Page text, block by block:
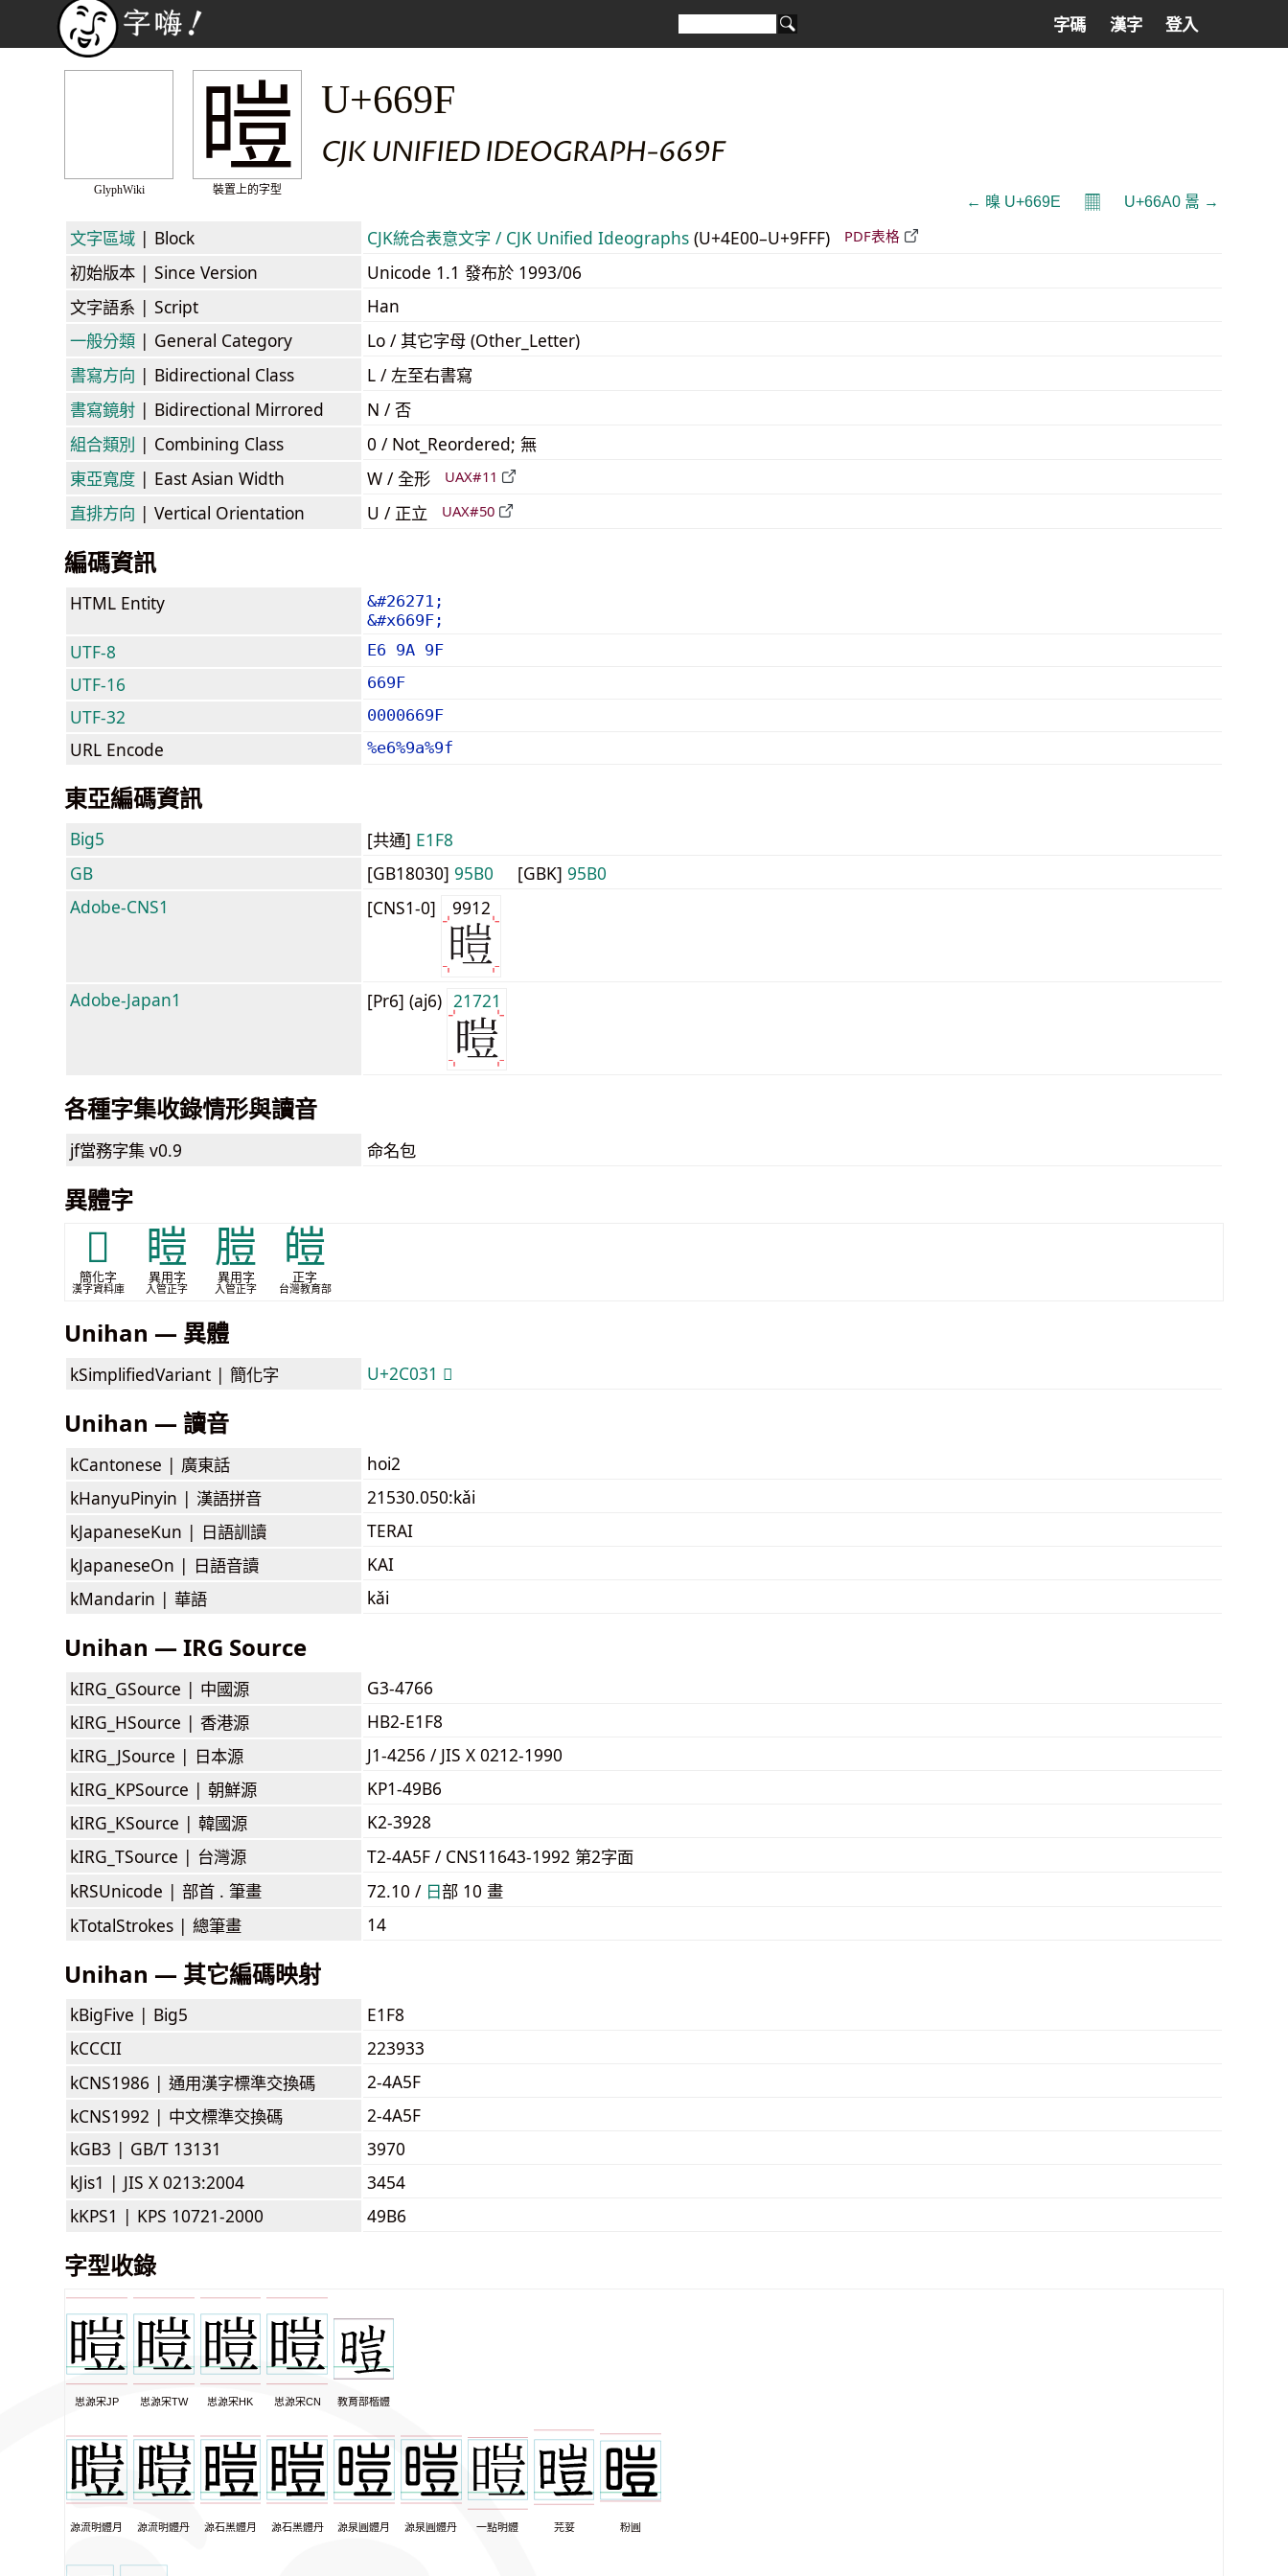
字碼 漢字 登入
GlyphWiki
暟
裝置上的字型
U+669F
CJK UNIFIED IDEOGRAPH-669F
← 暞 U+669E 𝄜 U+66A0 暠 →
文字區域 | Block CJK統合表意文字 / CJK Unified Ideographs (U+4E00–U+9FFF) PDF表格
初始版本 | Since Version
Unicode 1.1 發布於 1993/06
文字語系 | Script
Han
一般分類 | General Category
Lo / 其它字母 (Other_Letter)
書寫方向 | Bidirectional Class
L / 左至右書寫
書寫鏡射 | Bidirectional Mirrored
N / 否
組合類別 | Combining Class
0 / Not_Reordered; 無
東亞寬度 | East Asian Width W / 全形 UAX#11
直排方向 | Vertical Orientation U / 正立 UAX#50
編碼資訊
HTML Entity
&#26271;
&#x669F;
UTF-8 E6 9A 9F
UTF-16 669F
UTF-32 0000669F
URL Encode %e6%9a%9f
東亞編碼資訊
Big5 [共通] E1F8
GB
[GB18030] 95B0 [GBK] 95B0
Adobe-CNS1
[CNS1-0] 9912
Adobe-Japan1 [Pr6] (aj6) 21721
各種字集收錄情形與讀音
jf當務字集 v0.9 命名包
異體字
𬀱
簡化字
漢字資料庫
䁗
異用字
入管正字
䐩
異用字
入管正字
皚
正字
台灣教育部
Unihan — 異體
kSimplifiedVariant | 簡化字 U+2C031 𬀱
Unihan — 讀音
kCantonese | 廣東話
hoi2
kHanyuPinyin | 漢語拼音
21530.050:kǎi
kJapaneseKun | 日語訓讀
TERAI
kJapaneseOn | 日語音讀
KAI
kMandarin | 華語 kǎi
Unihan — IRG Source
kIRG_GSource | 中國源
G3-4766
kIRG_HSource | 香港源
HB2-E1F8
kIRG_JSource | 日本源
J1-4256 / JIS X 0212-1990
kIRG_KPSource | 朝鮮源
KP1-49B6
kIRG_KSource | 韓國源
K2-3928
kIRG_TSource | 台灣源
T2-4A5F / CNS11643-1992 第2字面
kRSUnicode | 部首 . 筆畫 72.10 / ⽇部 10 畫
kTotalStrokes | 總筆畫 14
Unihan — 其它編碼映射
kBigFive | Big5
E1F8
kCCCII
223933
kCNS1986 | 通用漢字標準交換碼
2-4A5F
kCNS1992 | 中文標準交換碼
2-4A5F
kGB3 | GB/T 13131
3970
kJis1 | JIS X 0213:2004
3454
kKPS1 | KPS 10721-2000 49B6
字型收錄
思源宋JP 思源宋TW 思源宋HK 思源宋CN 教育部楷體
源流明體月 源流明體丹 源石黑體月 源石黑體丹 源泉圓體月 源泉圓體丹 一點明體 芫荽 粉圓